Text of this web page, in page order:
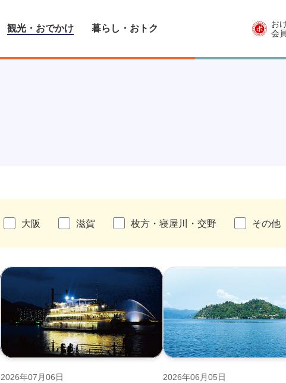
観光・おでかけ 暮らし・おトク
お
会
大阪 滋賀 枚方・寝屋川・交野 その他
2026年07月06日 2026年06月05日